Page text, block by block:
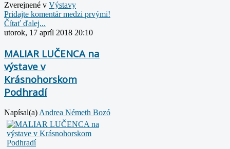
Zverejnené v Výstavy
Pridajte komentár medzi prvými!
Čítať ďalej...
utorok, 17 apríl 2018 20:10
MALIAR LUČENCA na
výstave v
Krásnohorskom
Podhradí
Napísal(a) Andrea Németh Bozó